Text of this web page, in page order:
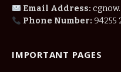
Email Address:
Phone Number: 94255
IMPORTANT PAGES